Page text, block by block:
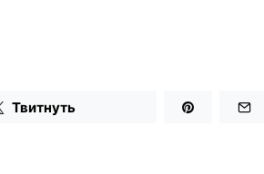
Твитнуть